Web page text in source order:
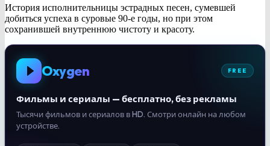
История исполнительницы эстрадных песен, сумевшей
добиться успеха в суровые 90-е годы, но при этом
сохранившей внутреннюю чистоту и красоту.
Oxygen FREE
Фильмы и сериалы — бесплатно, без рекламы
Тысячи фильмов и сериалов в HD. Смотри онлайн на любом
устройстве.